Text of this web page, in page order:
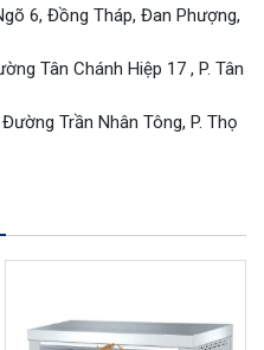
6, Đồng Tháp, Đan Phượng,
Tân Chánh Hiệp 17 , P. Tân
Trần Nhân Tông, P. Thọ